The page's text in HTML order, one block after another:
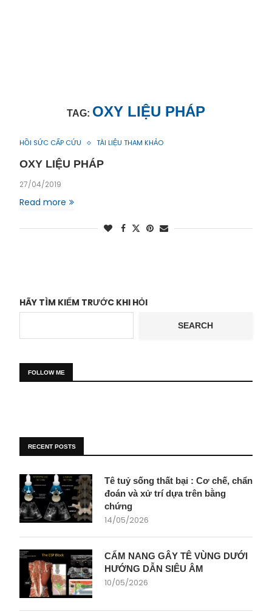
TAG: OXY LIỆU PHÁP
HỒI SỨC CẤP CỨU TÀI LIỆU THAM KHẢO
OXY LIỆU PHÁP
27/04/2019
Read more
HÃY TÌM KIẾM TRƯỚC KHI HỎI
SEARCH
FOLLOW ME
RECENT POSTS
Tê tuỷ sống thất bại : Cơ chế, chẩn
đoán và xử trí dựa trên bằng
chứng
14/05/2026
CẨM NANG GÂY TÊ VÙNG DƯỚI
HƯỚNG DẪN SIÊU ÂM
10/05/2026